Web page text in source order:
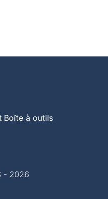
Boîte à outils
- 2026